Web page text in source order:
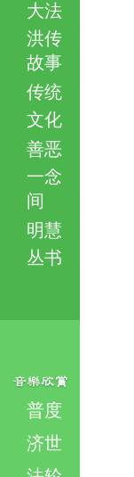
大法
洪传
故事
传统
文化
善恶
一念
间
明慧
丛书
普度
济世